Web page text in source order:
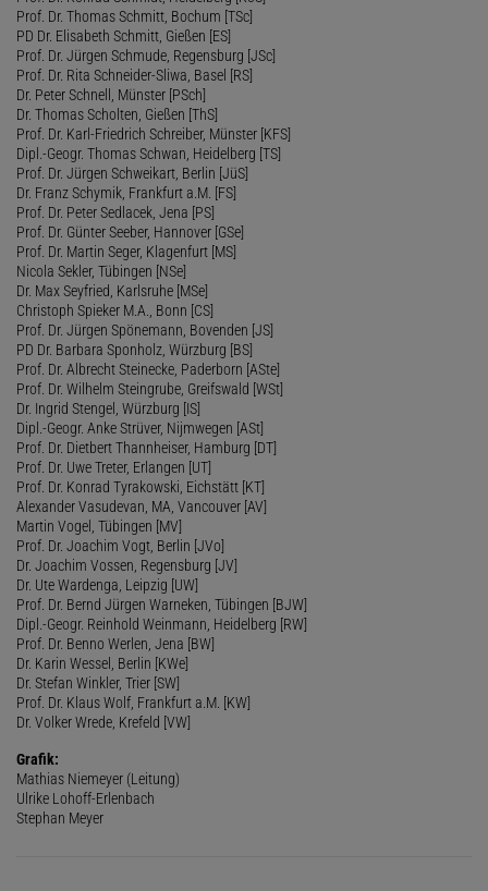
Prof. Dr. Thomas Schmitt, Bochum [TSc]
PD Dr. Elisabeth Schmitt, Gießen [ES]
Prof. Dr. Jürgen Schmude, Regensburg [JSc]
Prof. Dr. Rita Schneider-Sliwa, Basel [RS]
Dr. Peter Schnell, Münster [PSch]
Dr. Thomas Scholten, Gießen [ThS]
Prof. Dr. Karl-Friedrich Schreiber, Münster [KFS]
Dipl.-Geogr. Thomas Schwan, Heidelberg [TS]
Prof. Dr. Jürgen Schweikart, Berlin [JüS]
Dr. Franz Schymik, Frankfurt a.M. [FS]
Prof. Dr. Peter Sedlacek, Jena [PS]
Prof. Dr. Günter Seeber, Hannover [GSe]
Prof. Dr. Martin Seger, Klagenfurt [MS]
Nicola Sekler, Tübingen [NSe]
Dr. Max Seyfried, Karlsruhe [MSe]
Christoph Spieker M.A., Bonn [CS]
Prof. Dr. Jürgen Spönemann, Bovenden [JS]
PD Dr. Barbara Sponholz, Würzburg [BS]
Prof. Dr. Albrecht Steinecke, Paderborn [ASte]
Prof. Dr. Wilhelm Steingrube, Greifswald [WSt]
Dr. Ingrid Stengel, Würzburg [IS]
Dipl.-Geogr. Anke Strüver, Nijmwegen [ASt]
Prof. Dr. Dietbert Thannheiser, Hamburg [DT]
Prof. Dr. Uwe Treter, Erlangen [UT]
Prof. Dr. Konrad Tyrakowski, Eichstätt [KT]
Alexander Vasudevan, MA, Vancouver [AV]
Martin Vogel, Tübingen [MV]
Prof. Dr. Joachim Vogt, Berlin [JVo]
Dr. Joachim Vossen, Regensburg [JV]
Dr. Ute Wardenga, Leipzig [UW]
Prof. Dr. Bernd Jürgen Warneken, Tübingen [BJW]
Dipl.-Geogr. Reinhold Weinmann, Heidelberg [RW]
Prof. Dr. Benno Werlen, Jena [BW]
Dr. Karin Wessel, Berlin [KWe]
Dr. Stefan Winkler, Trier [SW]
Prof. Dr. Klaus Wolf, Frankfurt a.M. [KW]
Dr. Volker Wrede, Krefeld [VW]
Grafik:
Mathias Niemeyer (Leitung)
Ulrike Lohoff-Erlenbach
Stephan Meyer